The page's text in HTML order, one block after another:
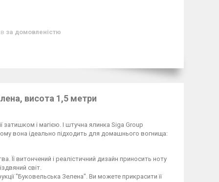
за домовленістю
висота 1,5 метри
і магією. І штучна ялинка Siga Group
вона ідеально підходить для домашнього вогнища:
Її витончений і реалістичний дизайн приносить ноту
світ.
"Буковельська Зелена". Ви можете прикрасити її